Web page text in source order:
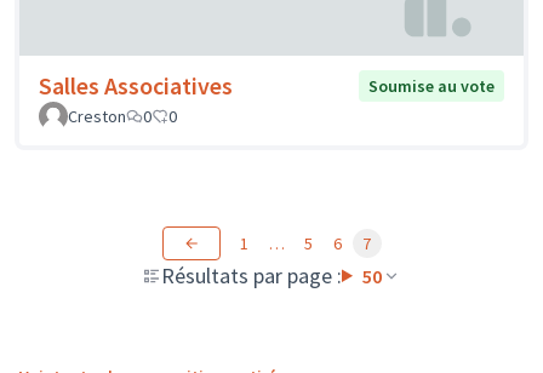
Salles Associatives
Soumise au vote
Creston
0 0
Résultats par page : 50
1 … 5 6 7